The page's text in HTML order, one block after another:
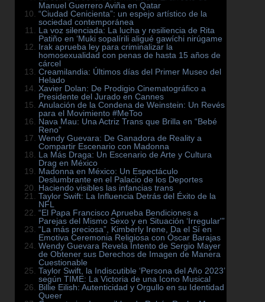
Manuel Guerrero Aviña en Qatar
“Ciudad Cenicienta”: un espejo artístico de la
sociedad contemporánea
La voz silenciada: La lucha y resiliencia de Rita
Patiño en ‘Muki sopalírili aligué gawíchi nirúgame
Irak aprueba ley para criminalizar la
homosexualidad con penas de hasta 15 años de
cárcel
Creamilandia: Últimos días del Primer Museo del
Helado
Xavier Dolan: De Prodigio Cinematográfico a
Presidente del Jurado en Cannes
Anulación de la Condena de Weinstein: Un Revés
para el Movimiento #MeToo
Nava Mau: Una Actriz Trans que Brilla en “Bebé
Reno”
Wendy Guevara: De Ganadora de Reality a
Compartir Escenario con Madonna
La Más Draga: Un Escenario de Arte y Cultura
Drag en México
Madonna en México: Un Espectáculo
Deslumbrante en el Palacio de los Deportes
Haciendo visibles las infancias trans
Taylor Swift: La Influencia Detrás del Éxito de la
NFL
“El Papa Francisco Aprueba Bendiciones a
Parejas del Mismo Sexo y en Situación ‘Irregular'”
“La más preciosa”, Kimberly Irene, Da el Sí en
Emotiva Ceremonia Religiosa con Óscar Barajas
Wendy Guevara Revela Intento de Sergio Mayer
de Obtener sus Derechos de Imagen de Manera
Cuestionable
Taylor Swift, la Indiscutible ‘Persona del Año 2023’
según TIME: La Victoria de una Icono Musical
Billie Eilish: Autenticidad y Orgullo en su Identidad
Queer